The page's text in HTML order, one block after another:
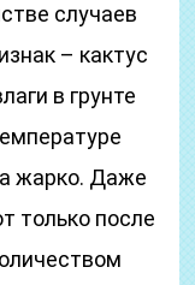
случаев
– кактус
в грунте
жарко. Даже
только после